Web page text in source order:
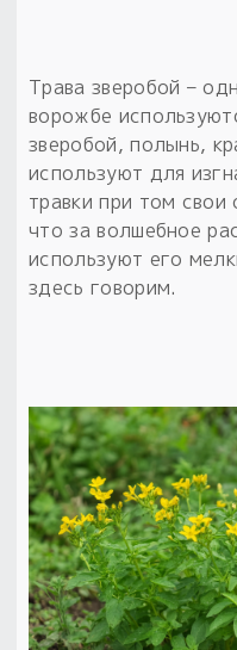
Расходные
Готовые заговоры и
Сундучок
Электронные книги
Приложение для
30 вариантов
Для алтаря
Расходные
С чего начать?
в
«Резы
Узнать
Пыльный сундучок
большое
Товары со скидкой
Трава зверобой –
ворожбе
зверобой, полынь,
используют для
травки при том
что за волшебное
используют его
здесь говорим.